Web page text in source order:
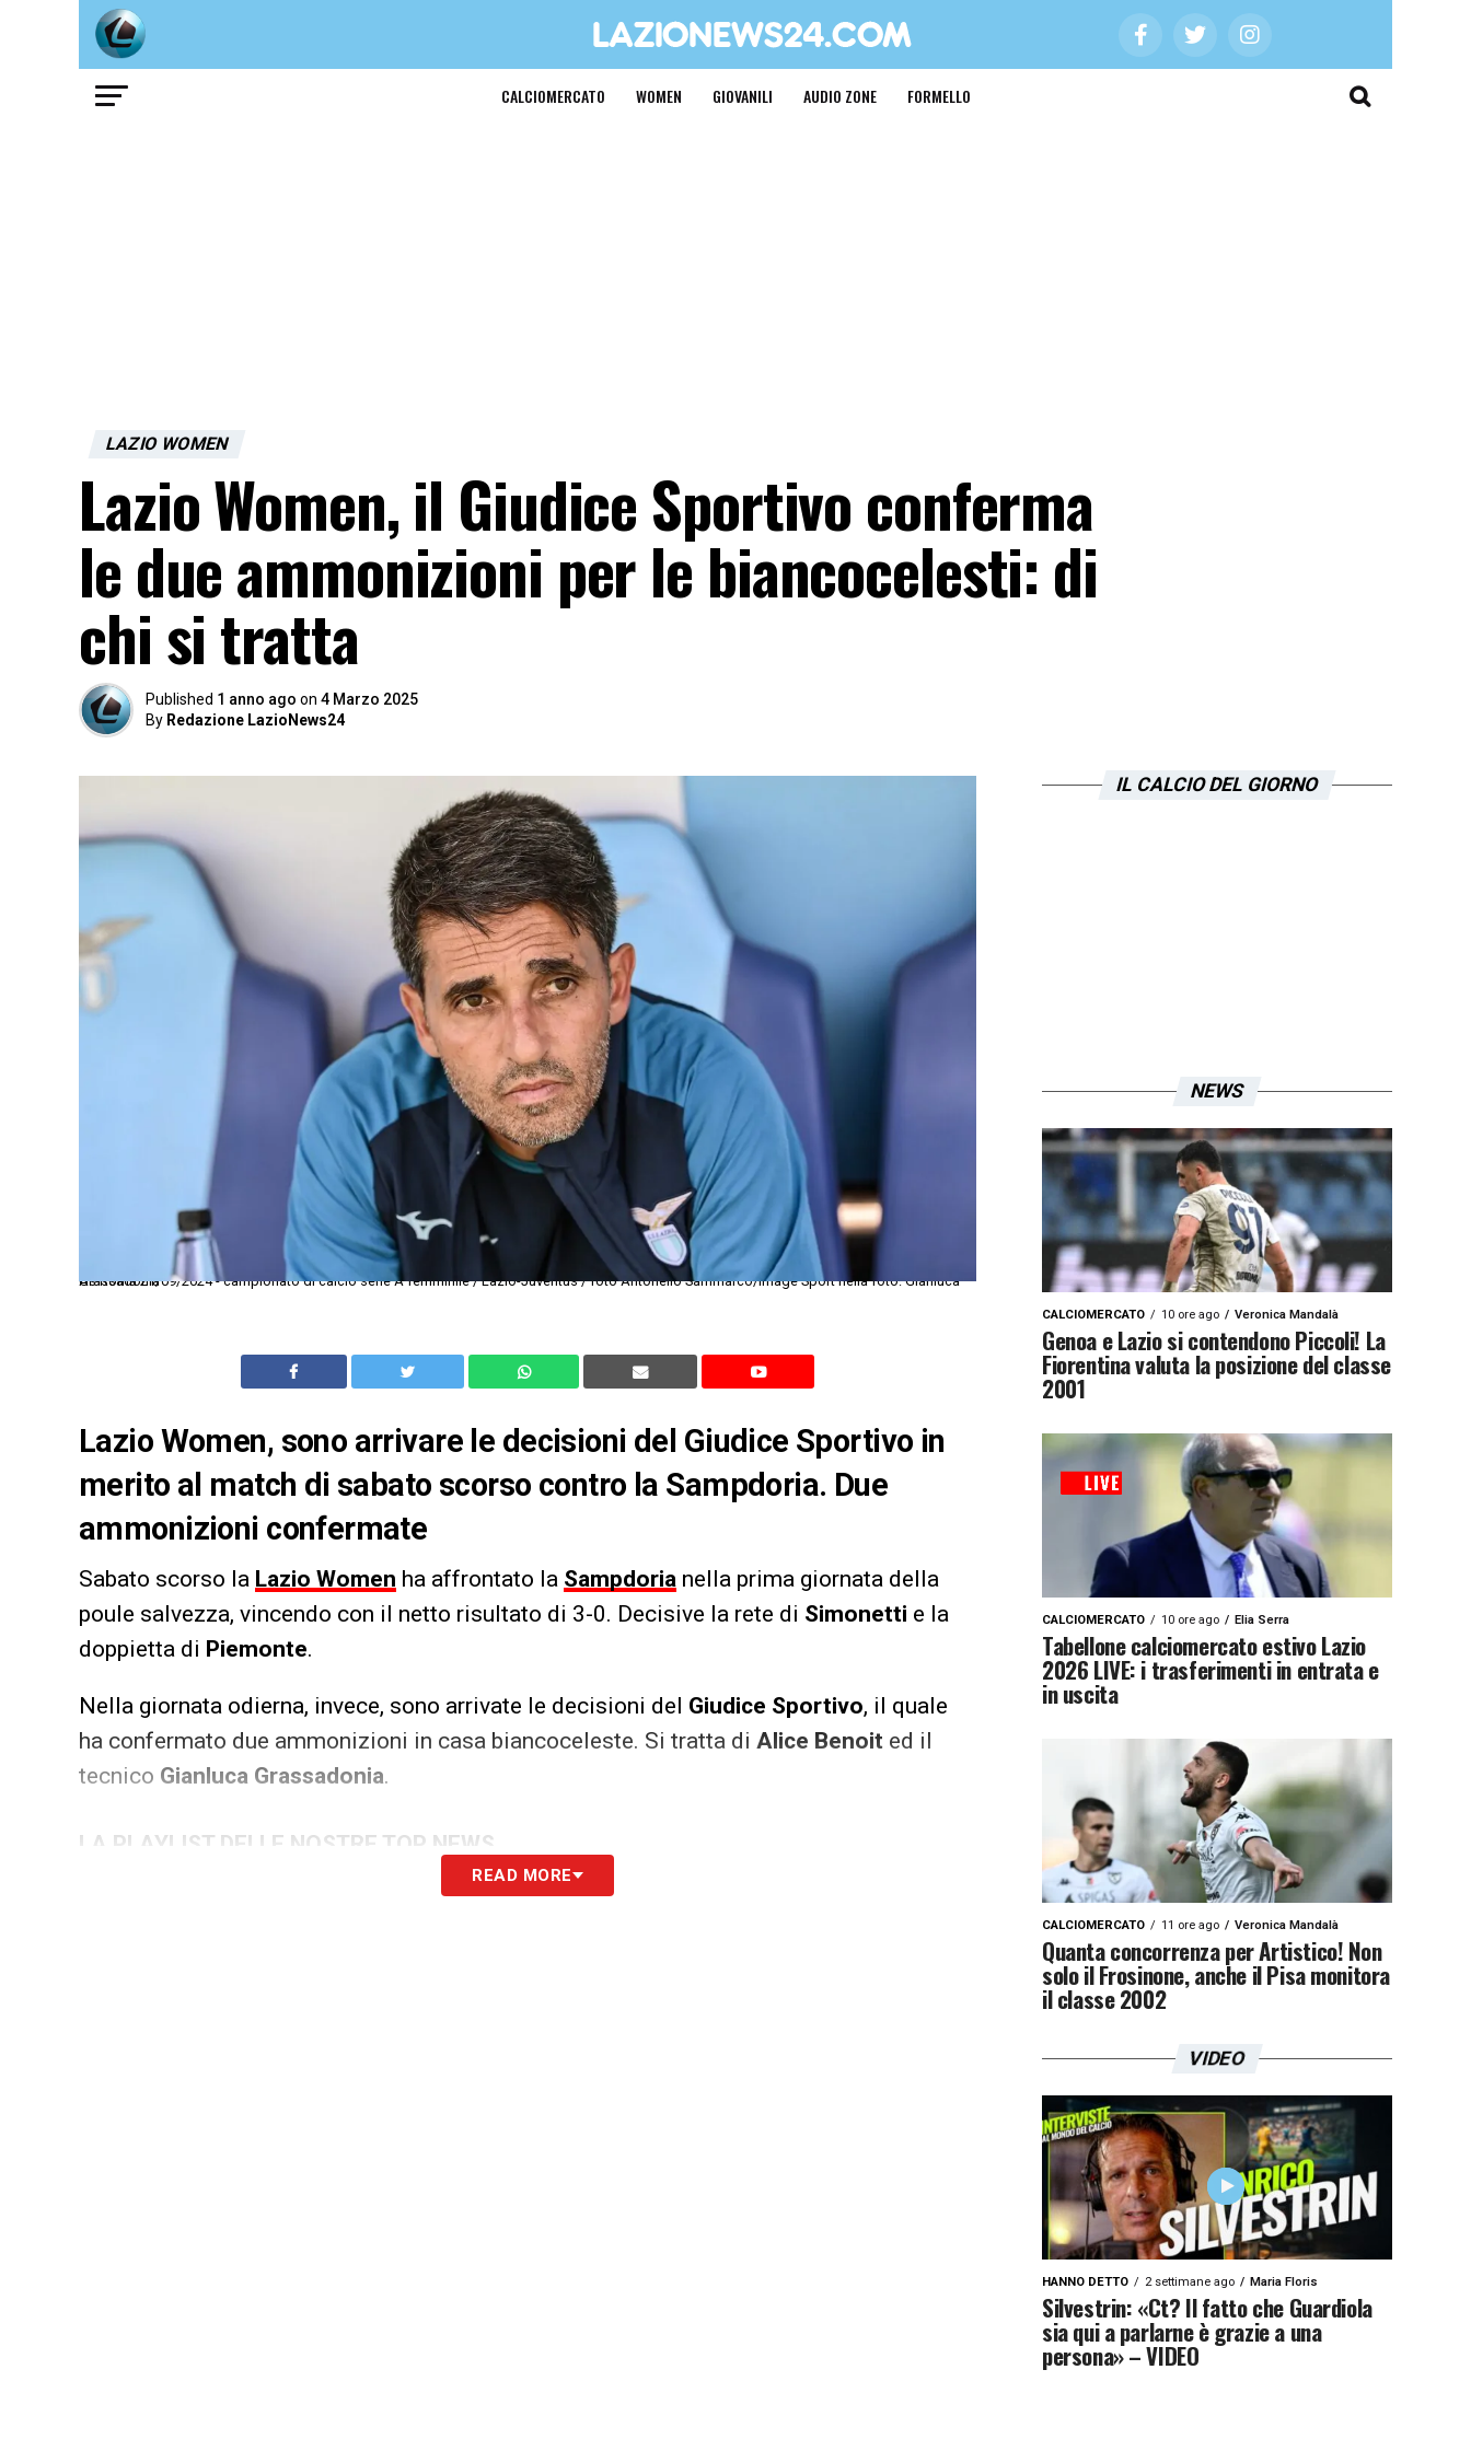
CALCIOMERCATO WOMEN GIOVANILI AUDIO ZONE FORMELLO
LAZIO WOMEN
Lazio Women, il Giudice Sportivo conferma
le due ammonizioni per le biancocelesti: di
chi si tratta
Published 1 anno ago on 4 Marzo 2025
By Redazione LazioNews24
As Roma 21/09/2024 - campionato di calcio serie A femminile / Lazio-Juventus / foto Antonello Sammarco/Image Sport nella foto: Gianluca Grassadonia
Lazio Women, sono arrivare le decisioni del Giudice Sportivo in
merito al match di sabato scorso contro la Sampdoria. Due
ammonizioni confermate
Sabato scorso la Lazio Women ha affrontato la Sampdoria nella prima giornata della
poule salvezza, vincendo con il netto risultato di 3-0. Decisive la rete di Simonetti e la
doppietta di Piemonte.
Nella giornata odierna, invece, sono arrivate le decisioni del Giudice Sportivo, il quale
ha confermato due ammonizioni in casa biancoceleste. Si tratta di Alice Benoit ed il
tecnico Gianluca Grassadonia.
LA PLAYLIST DELLE NOSTRE TOP NEWS
READ MORE
IL CALCIO DEL GIORNO
NEWS
CALCIOMERCATO 10 ore ago Veronica Mandalà
Genoa e Lazio si contendono Piccoli! La
Fiorentina valuta la posizione del classe
2001
CALCIOMERCATO 10 ore ago Elia Serra
Tabellone calciomercato estivo Lazio
2026 LIVE: i trasferimenti in entrata e
in uscita
CALCIOMERCATO 11 ore ago Veronica Mandalà
Quanta concorrenza per Artistico! Non
solo il Frosinone, anche il Pisa monitora
il classe 2002
VIDEO
HANNO DETTO 2 settimane ago Maria Floris
Silvestrin: «Ct? Il fatto che Guardiola
sia qui a parlarne è grazie a una
persona» – VIDEO